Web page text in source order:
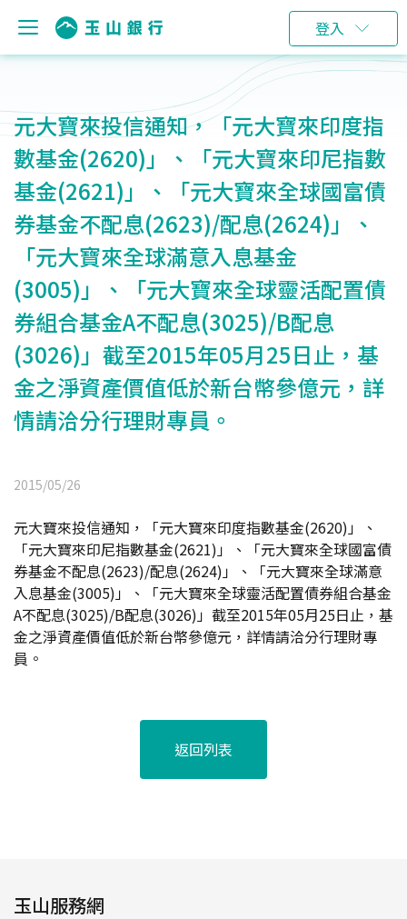
登入
元大寶來投信通知，「元大寶來印度指
數基金(2620)」、「元大寶來印尼指數
基金(2621)」、「元大寶來全球國富債
券基金不配息(2623)/配息(2624)」、
「元大寶來全球滿意入息基金
(3005)」、「元大寶來全球靈活配置債
券組合基金A不配息(3025)/B配息
(3026)」截至2015年05月25日止，基
金之淨資產價值低於新台幣參億元，詳
情請洽分行理財專員。
2015/05/26
元大寶來投信通知，「元大寶來印度指數基金(2620)」、
「元大寶來印尼指數基金(2621)」、「元大寶來全球國富債
券基金不配息(2623)/配息(2624)」、「元大寶來全球滿意
入息基金(3005)」、「元大寶來全球靈活配置債券組合基金
A不配息(3025)/B配息(3026)」截至2015年05月25日止，基
金之淨資產價值低於新台幣參億元，詳情請洽分行理財專
員。
返回列表
玉山服務網